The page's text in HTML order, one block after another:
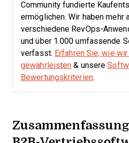
Community fundierte
ermöglichen. Wir haben mehr
verschiedene RevOps-
und über 1.000 umfassende
verfasst. Erfahren Sie, wie
gewährleisten & unsere
Bewertungskriterien.